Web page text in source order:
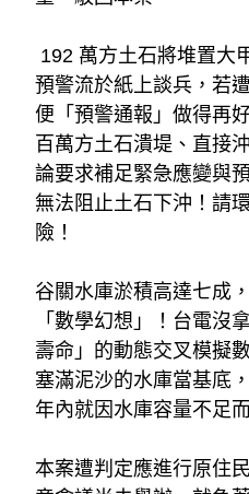
192 萬方土石將堆置大
預警流於紙上談兵，若
便「預警通報」做得再
百萬方土石潰堤、直接
論要求補足緊急應變與
無法阻止土石下沖！請
險！
谷關水庫淤積高達七成
「數學幻想」！台電沒
壽命」的動態交叉模擬
塞滿泥沙的水庫當基底
年內就因水庫容量不足
本案遭判定應進行原住